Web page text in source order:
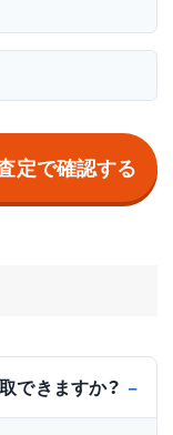
定で確認する
できますか？